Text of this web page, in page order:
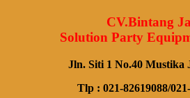
CV.Bintang
Solution Party
Jln. Siti 1 No.40 Mustika
Tlp : 021-82619088/